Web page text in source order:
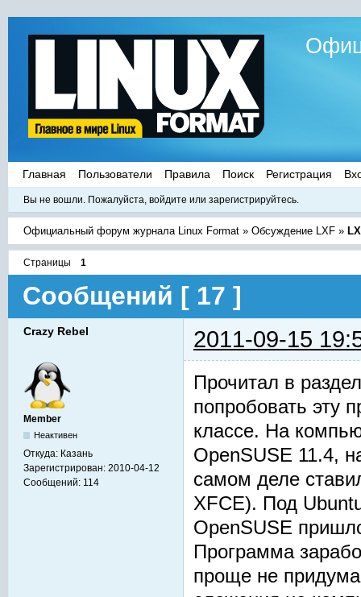
Главная Пользователи Правила Поиск Регистрация
Вы не вошли. Пожалуйста, войдите или зарегистрируйтесь.
Официальный форум журнала Linux Format »Обсуждение LXF »
Страницы 1
Сообщений [ 17 ]
Crazy Rebel 2011-09-15
Member
Неактивен
Откуда: Казань
Зарегистрирован: 2010-04-12
Сообщений: 114
Прочитал в
попробовать эту
классе. На
OpenSUSE 11.4,
самом деле
XFCE). Под
OpenSUSE
Программа
проще не